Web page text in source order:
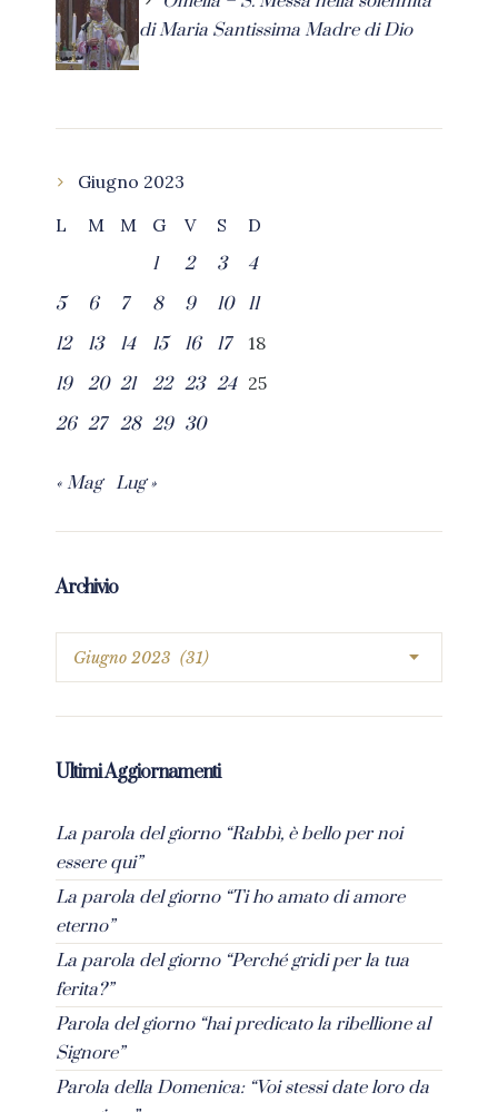
di Maria Santissima Madre di Dio
Giugno 2023
L
M M G V S
D
1
2 3
4
5
6 7 8 9 10
11
12
13 14 15 16 17
18
19
20 21 22 23 24 25
26 27 28 29 30
« Mag Lug »
Archivio
Ultimi Aggiornamenti
La parola del giorno “Rabbì, è bello per noi
essere qui”
La parola del giorno “Ti ho amato di amore
eterno”
La parola del giorno “Perché gridi per la tua
ferita?”
Parola del giorno “hai predicato la ribellione al
Signore”
Parola della Domenica: “Voi stessi date loro da